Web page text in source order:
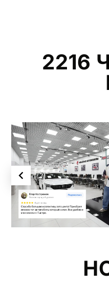
2216